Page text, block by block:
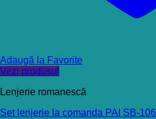
Adaugă la Favorite
Vezi produsul
Lenjerie romanescă
Set lenjerie la comanda PAI SB-106